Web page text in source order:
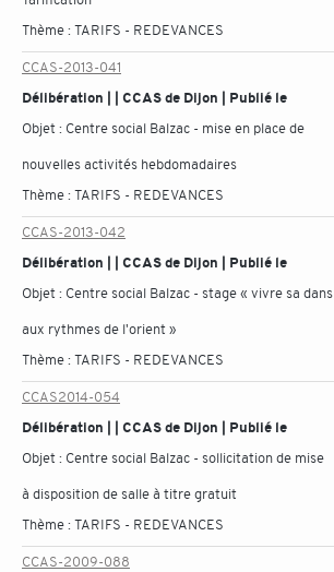
Thème :TARIFS - REDEVANCES
CCAS-2013-041
Délibération | | CCAS de Dijon | Publié le
Objet : Centre social Balzac - mise en place de
nouvelles activités hebdomadaires
Thème :TARIFS - REDEVANCES
CCAS-2013-042
Délibération | | CCAS de Dijon | Publié le
Objet : Centre social Balzac - stage « vivre sa dans
aux rythmes de l'orient »
Thème :TARIFS - REDEVANCES
CCAS2014-054
Délibération | | CCAS de Dijon | Publié le
Objet : Centre social Balzac - sollicitation de mise
à disposition de salle à titre gratuit
Thème :TARIFS - REDEVANCES
CCAS-2009-088